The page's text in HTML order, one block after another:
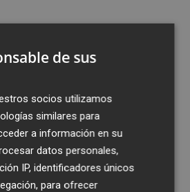
la tenencia de alcaldía sur
de la infraestructura en las
del eclipse para convertirlo en "un
de sus
socios utilizamos
similares para
a información en su
datos personales,
IP, identificadores únicos
para ofrecer